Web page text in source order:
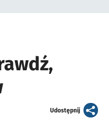
Udostępnijartykuł